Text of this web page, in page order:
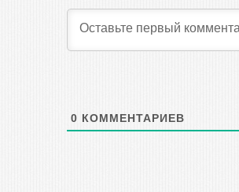
0 КОММЕНТАРИЕВ